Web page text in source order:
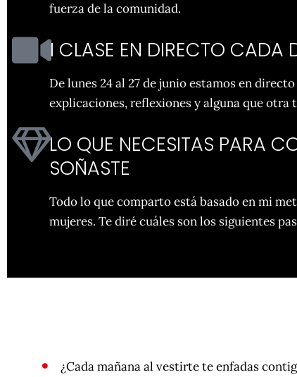
fuerza de la comunidad.
1 CLASE EN DIRECTO CADA
De lunes 24 al 27 de junio estamos en
explicaciones, reflexiones y alguna que otra
LO QUE NECESITAS PARA
SOÑASTE
Todo lo que comparto está basado en mi
mujeres. Te diré cuáles son los siguientes
¿Cada mañana al vestirte te enfadas